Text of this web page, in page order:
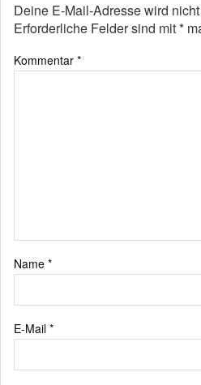
Deine E-Mail-Adresse wird
Erforderliche Felder sind mit*
Kommentar *
Name *
E-Mail *